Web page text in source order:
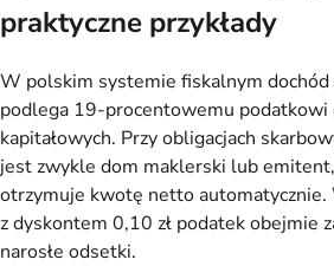
praktyczne przykłady
W polskim systemie fiskalnym dochód
podlega 19-procentowemu podatkowi
kapitałowych. Przy obligacjach
jest zwykle dom maklerski lub
otrzymuje kwotę netto automatycznie.
z dyskontem 0,10 zł podatek obejmie
narosłe odsetki.